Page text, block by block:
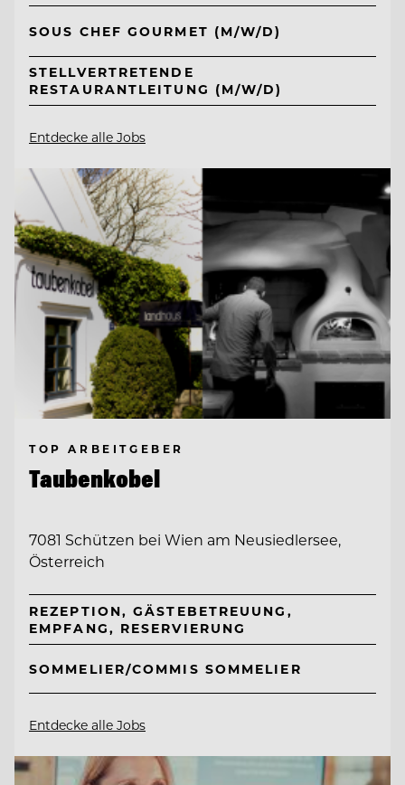
SOUS CHEF GOURMET (M/W/D)
STELLVERTRETENDE
RESTAURANTLEITUNG (M/W/D)
Entdecke alle Jobs
TOP ARBEITGEBER
Taubenkobel
7081 Schützen bei Wien am Neusiedlersee,
Österreich
REZEPTION, GÄSTEBETREUUNG,
EMPFANG, RESERVIERUNG
SOMMELIER/COMMIS SOMMELIER
Entdecke alle Jobs